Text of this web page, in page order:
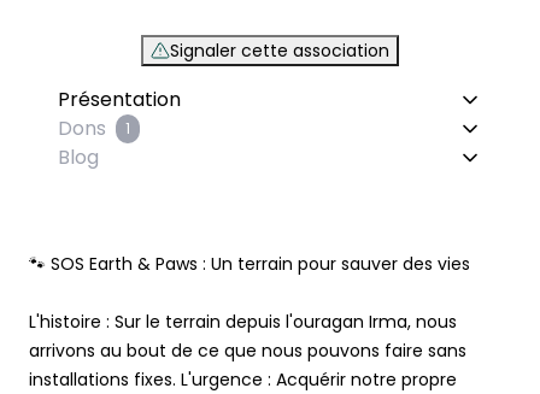
Signaler cette association
Présentation
Dons
1
Blog
L'histoire : Sur le terrain depuis l'ouragan Irma, nous
arrivons au bout de ce que nous pouvons faire sans
installations fixes. L'urgence : Acquérir notre propre